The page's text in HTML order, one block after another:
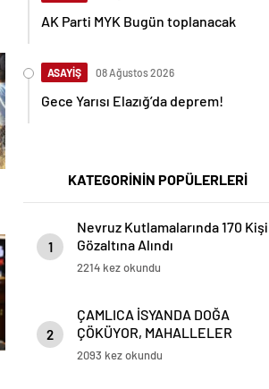
AK Parti MYK Bugün toplanacak
ASAYİŞ 08 Ağustos 2026
Gece Yarısı Elazığ’da deprem!
KATEGORİNİN POPÜLERLERİ
1
Nevruz Kutlamalarında 170 Kişi
Gözaltına Alındı
2214 kez okundu
2
ÇAMLICA İSYANDA DOĞA
ÇÖKÜYOR, MAHALLELER
AYAKTA”
2093 kez okundu